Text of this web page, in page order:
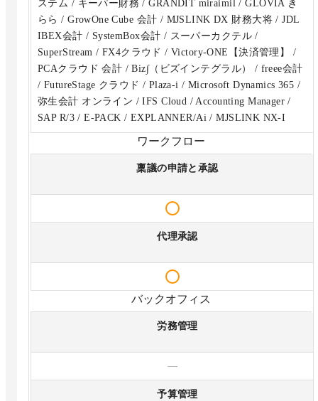
ステム / キーパー財務 / GRANDIT miraimil / GLOVIA き
らら / GrowOne Cube 会計 / MJSLINK DX 財務大将 / JDL
IBEX会計 / SystemBox会計 / スーパーカクテル /
SuperStream / FX4クラウド / Victory-ONE【決済管理】 /
PCAクラウド 会計 / Biz∫（ビズインテグラル） / freee会計
/ FutureStage クラウド / Plaza-i / Microsoft Dynamics 365 /
弥生会計 オンライン / IFS Cloud / Accounting Manager /
SAP R/3 / E-PACK / EXPLANNER/Ai / MJSLINK NX-I
ワークフロー
稟議の申請と承認
代理承認
バックオフィス
労務管理
—
予算管理